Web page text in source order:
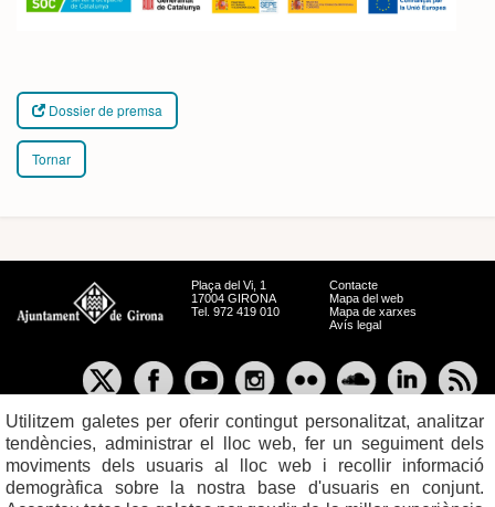
Dossier de premsa
Tornar
Plaça del Vi, 1
17004 GIRONA
Tel. 972 419 010
Contacte
Mapa del web
Mapa de xarxes
Avís legal
Utilitzem galetes per oferir contingut personalitzat, analitzar
tendències, administrar el lloc web, fer un seguiment dels
moviments dels usuaris al lloc web i recollir informació
demogràfica sobre la nostra base d'usuaris en conjunt.